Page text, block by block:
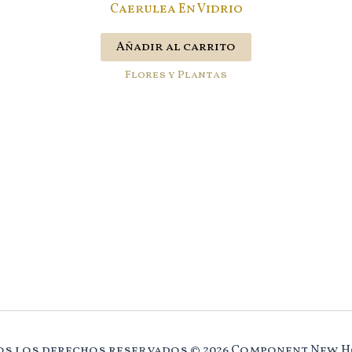
Caerulea En Vidrio
Añadir al carrito
Flores y Plantas